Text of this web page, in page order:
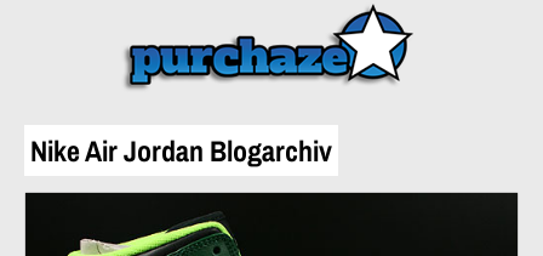
Nike Air Jordan Blogarchiv